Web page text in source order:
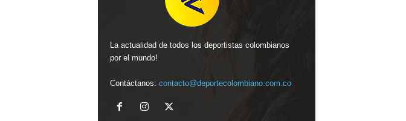
La actualidad de todos los deportistas colombianos
por el mundo!
Contáctanos: contacto@deportecolombiano.com.co